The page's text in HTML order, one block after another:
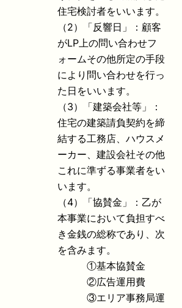
住宅検討者をいいます。
（2）「反響日」：顧客
がLP上の問い合わせフ
ォームその他所定の手段
により問い合わせを行っ
た日をいいます。
（3）「建築会社等」：
住宅の建築請負契約を締
結する工務店、ハウスメ
ーカー、建設会社その他
これに準ずる事業者をい
います。
（4）「協賛金」：乙が
本事業において負担すべ
き金銭の総称であり、次
を含みます。
①基本協賛金
②広告運用費
③エリア事務局運